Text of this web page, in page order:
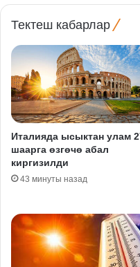
Тектеш кабарлар
Италияда ысыктан улам
шаарга өзгөчө абал
киргизилди
43 минуты назад